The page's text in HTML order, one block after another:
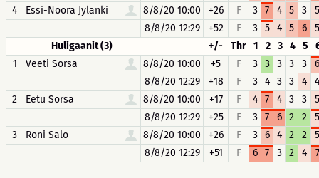
4
Essi-Noora Jylänki 8/8/20 10:00 +26 F 3 7 4 5 3
5
8/8/20 12:29
+52 F 3 5 4 5 6
5
Huligaanit (3)
+/- Thr 1 2 3 4 5
1
Veeti Sorsa 8/8/20 10:00 +5 F 3 3 3 3 3
6
8/8/20 12:29
+18 F 3 4 3 3 4
4
2
Eetu Sorsa 8/8/20 10:00 +17 F 4 7 4 3 3
5
8/8/20 12:29
+25 F 3 7 6 2 2
5
3
Roni Salo 8/8/20 10:00 +26 F 3 6 4 2 2
5
8/8/20 12:29
+51 F 6 7 3 2 4 7